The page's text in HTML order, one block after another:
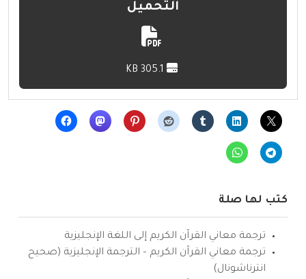
التحميل
كتب لها صلة
ترجمة معاني القرآن الكريم إلى اللغة الإنجليزية
ترجمة معاني القرآن الكريم – الترجمة الإنجليزية (صحيح
انترناشونال)